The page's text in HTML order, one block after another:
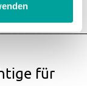
für